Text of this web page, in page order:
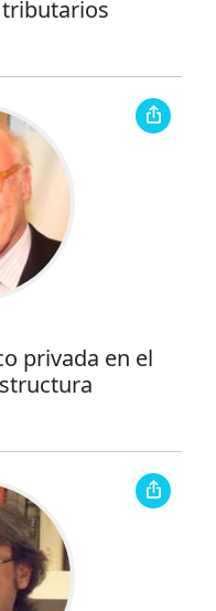
privada en el